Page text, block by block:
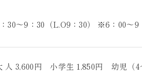
30～9：30（L.O9：30） ※6：00
人 3,600円 小学生 1,850円 幼児（